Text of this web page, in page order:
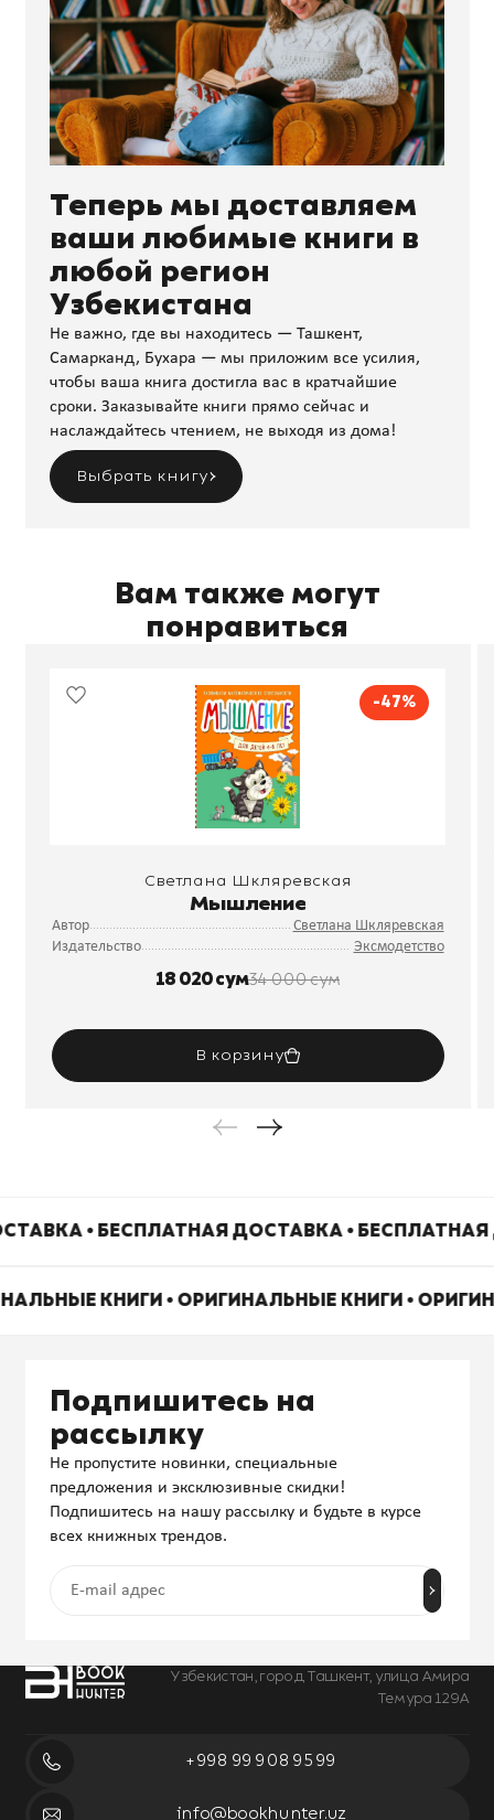
Теперь мы доставляем
ваши любимые книги в
любой регион
Узбекистана
Не важно, где вы находитесь — Ташкент,
Самарканд, Бухара — мы приложим все усилия,
чтобы ваша книга достигла вас в кратчайшие
сроки. Заказывайте книги прямо сейчас и
наслаждайтесь чтением, не выходя из дома!
Выбрать книгу
Вам также могут
понравиться
-47%
Светлана Шкляревская
Мышление
Автор
Светлана Шкляревская
Издательство
Эксмодетство
18 020 сум34 000 сум
В корзину
• БЕСПЛАТНАЯ ДОСТАВКА •
КНИГИ • ОРИГИНАЛЬНЫЕ КНИГИ •
Узбекистан, город Ташкент, улица Амира
Темура 129А
+998 99 908 95 99
info@bookhunter.uz
Подпишитесь на
рассылку
Не пропустите новинки, специальные
предложения и эксклюзивные скидки!
Подпишитесь на нашу рассылку и будьте в курсе
всех книжных трендов.